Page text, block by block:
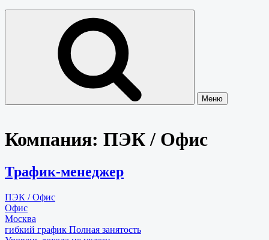
Меню
Компания: ПЭК / Офис
Трафик-менеджер
ПЭК / Офис
Офис
Москва
гибкий график Полная занятость